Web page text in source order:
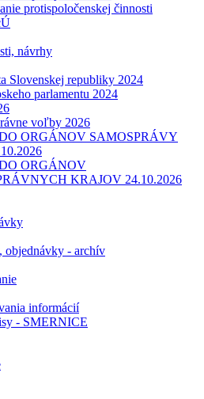
protispoločenskej činnosti
návrhy
Slovenskej republiky 2024
parlamentu 2024
voľby 2026
ORGÁNOV SAMOSPRÁVY
ORGÁNOV
KRAJOV 24.10.2026
objednávky - archív
informácií
- SMERNICE